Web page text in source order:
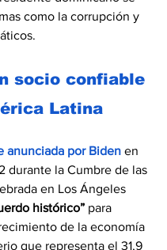
como la corrupción y
socio confiable
Latina
anunciada por Biden en
durante la Cumbre de las
en Los Ángeles
histórico” para
de la economía
que representa el 31,9